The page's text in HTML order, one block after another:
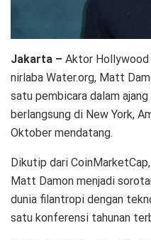
Jakarta – Aktor Hollywood
nirlaba Water.org, Matt
satu pembicara dalam
berlangsung di New York,
Oktober mendatang.
Dikutip dari
Matt Damon menjadi
dunia filantropi dengan
satu konferensi tahunan